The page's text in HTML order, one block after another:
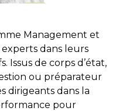
Management et
dans leurs
Issus de corps d’état,
ou préparateur
dirigeants dans la
pour